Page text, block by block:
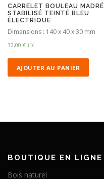
CARRELET BOULEAU MADRÉ
STABILISÉ TEINTÉ BLEU
ÉLECTRIQUE
Dimensions : 140 x 40 x 30 mm
32,00 € TTC
AJOUTER AU PANIER
BOUTIQUE EN LIGNE
Bois naturel